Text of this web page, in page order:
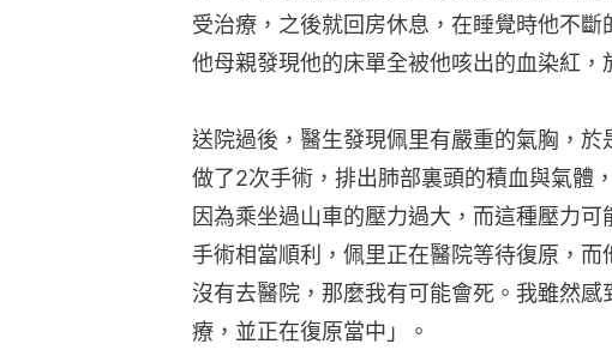
受治療，之後就回房休息，在睡覺時他不斷
他母親發現他的床單全被他咳出的血染紅，
送院過後，醫生發現佩里有嚴重的氣胸，
做了2次手術，排出肺部裏頭的積血與氣體
因為乘坐過山車的壓力過大，而這種壓力
手術相當順利，佩里正在醫院等待復原，
沒有去醫院，那麼我有可能會死。我雖然
療，並正在復原當中」。